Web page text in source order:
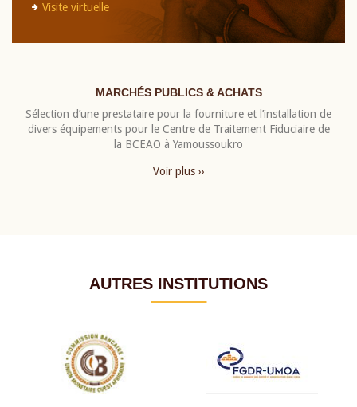
Visite virtuelle
MARCHÉS PUBLICS & ACHATS
Sélection d’une prestataire pour la fourniture et l’installation de
divers équipements pour le Centre de Traitement Fiduciaire de
la BCEAO à Yamoussoukro
Voir plus ››
AUTRES INSTITUTIONS